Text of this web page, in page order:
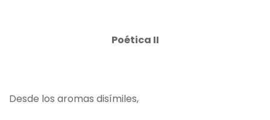
Poética II
Desde los aromas disímiles,